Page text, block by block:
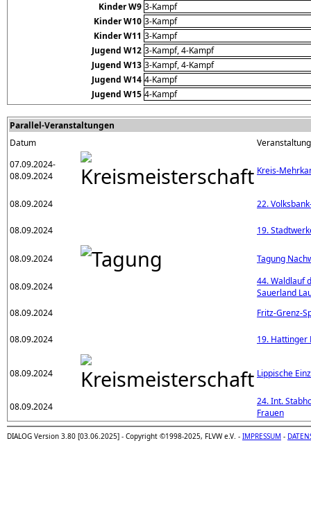
Kinder W9 3-Kampf
Kinder W10 3-Kampf
Kinder W11 3-Kampf
Jugend W12 3-Kampf, 4-Kampf
Jugend W13 3-Kampf, 4-Kampf
Jugend W14 4-Kampf
Jugend W15 4-Kampf
Parallel-Veranstaltungen
Datum
Veranstaltung
07.09.2024-
08.09.2024
Kreis-
08.09.2024 22.
08.09.2024 19.
08.09.2024 Tagung
08.09.2024
44. Waldlauf
Sauerland
08.09.2024
Fritz-Grenz-
08.09.2024 19. Hattinger
08.09.2024 Lippische
08.09.2024
24. Int.
Frauen
DIALOG Version 3.80 [03.06.2025] - Copyright ©1998-2025, FLVW e.V. - IMPRESSUM -